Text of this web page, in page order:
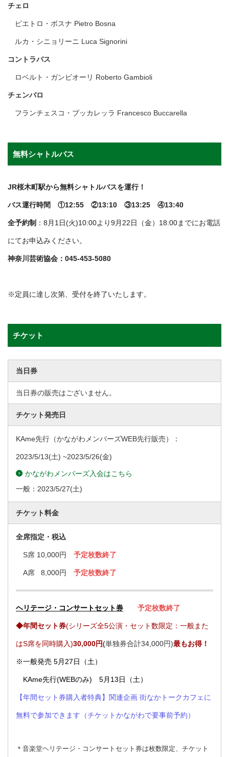
チェロ
ピエトロ・ボスナ Pietro Bosna
ルカ・シニョリーニ Luca Signorini
コントラバス
ロベルト・ガンビオーリ Roberto Gambioli
チェンバロ
フランチェスコ・ブッカレッラ Francesco Buccarella
無料シャトルバス
JR桜木町駅から無料シャトルバスを運行！
バス運行時間 ①12:55 ②13:10 ③13:25 ④13:40
全予約制 ：8月1日(火)10:00より9月22日（金）18:00までにお電話
にてお申込みください。
神奈川芸術協会：045-453-5080
※定員に達し次第、受付を終了いたします。
チケット
当日券
当日券の販売はございません。
チケット発売日
KAme先行（かながわメンバーズWEB先行販売）：
2023/5/13(土) ~2023/5/26(金)
かながわメンバーズ入会はこちら
一般： 2023/5/27(土)
チケット料金
全席指定・税込
S席 10,000円 予定枚数終了
A席 8,000円 予定枚数終了
ヘリテージ・コンサートセット券 予定枚数終了
◆年間セット券(シリーズ全5公演・セット数限定：一般また
はS席を同時購入)30,000円(単独券合計34,000円)最もお得！
※一般発売 5月27日（土）
KAme先行(WEBのみ) 5月13日（土）
【年間セット券購入者特典】 関連企画 街なかトークカフェに
無料で参加できます（チケットかながわで要事前予約）
＊音楽堂ヘリテージ・コンサートセット券は枚数限定、チケット